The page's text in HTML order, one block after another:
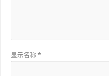
显示名称*